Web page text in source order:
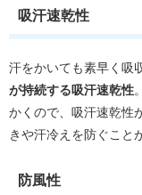
吸汗速乾性
汗をかいても素早く吸
が持続する吸汗速乾性
かくので、吸汗速乾性
きや汗冷えを防ぐこと
防風性